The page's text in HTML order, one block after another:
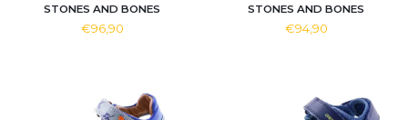
STONES AND BONES
€96,90
STONES AND BONES
€94,90